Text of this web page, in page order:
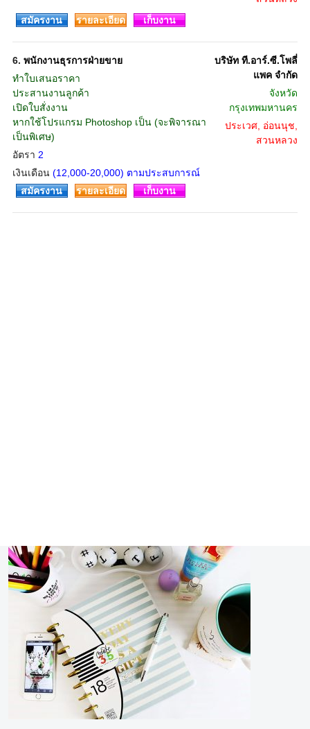
สมัครงาน
รายละเอียด เก็บงาน
6. พนักงานธุรการฝ่ายขาย
ทำใบเสนอราคา
ประสานงานลูกค้า
เปิดใบสั่งงาน
หากใช้โปรแกรม Photoshop เป็น (จะพิจารณา
เป็นพิเศษ)
อัตรา 2
เงินเดือน (12,000-20,000) ตามประสบการณ์
บริษัท ที.อาร์.ซี.โพลี่
แพค จำกัด
จังหวัด
กรุงเทพมหานคร
ประเวศ, อ่อนนุช,
สวนหลวง
สมัครงาน รายละเอียด เก็บงาน